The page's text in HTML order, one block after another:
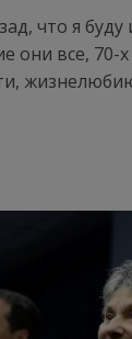
что я
они все, 70-